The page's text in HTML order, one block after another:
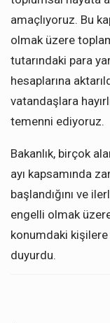
amaçlıyoruz. Bu
olmak üzere
tutarındaki para
hesaplarına
vatandaşlara
temenni ediyoruz.
Bakanlık, birçok
ayı kapsamında
başlandığını ve
engelli olmak
konumdaki kişilere
duyurdu.